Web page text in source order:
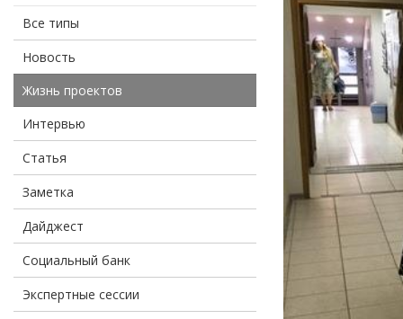
Все типы
Новость
Жизнь проектов
Интервью
Статья
Заметка
Дайджест
Социальный банк
Экспертные сессии